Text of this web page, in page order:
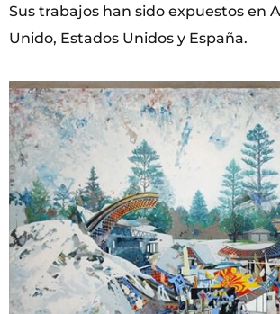
Sus trabajos han sido expuestos en
Unido, Estados Unidos y España.